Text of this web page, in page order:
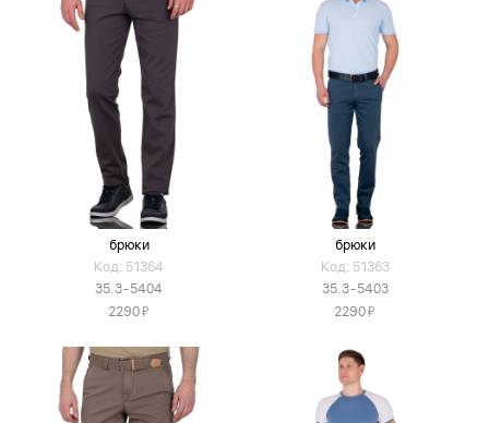
брюки
Код: 51364
35.3-5404
2290Я
брюки
Код: 51363
35.3-5403
2290Я